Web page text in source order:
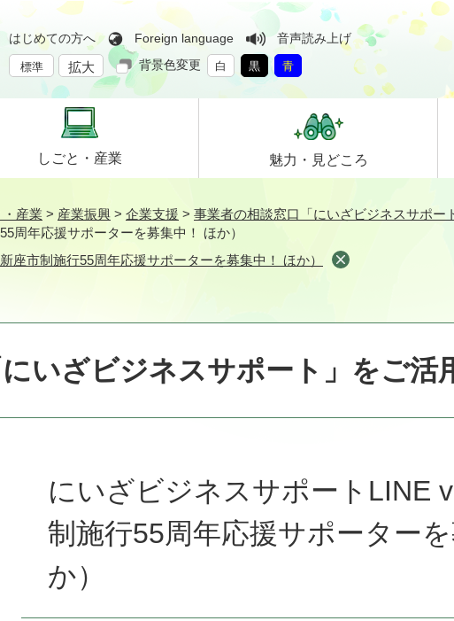
はじめての方へ Foreign language
音声読み上げ
標準 拡大 背景色変更 白 黒 青
しごと・ 産業 魅力・ 見どころ
・産業 > 産業振興 > 企業支援 > 事業者の相談窓口「にいざビジネスサポー
周年応援サポーターを募集中！ ほか）
座市制施行55周年応援サポーターを募集中！ ほか）
いざビジネスサポート」をご活
にいざビジネスサポートLINE
制施行55周年応援サポーター
か）